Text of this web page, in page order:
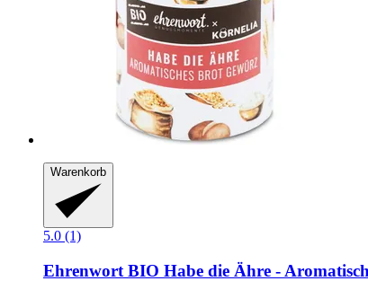
Warenkorb
5.0 (1)
Ehrenwort BIO Habe die Ähre -​